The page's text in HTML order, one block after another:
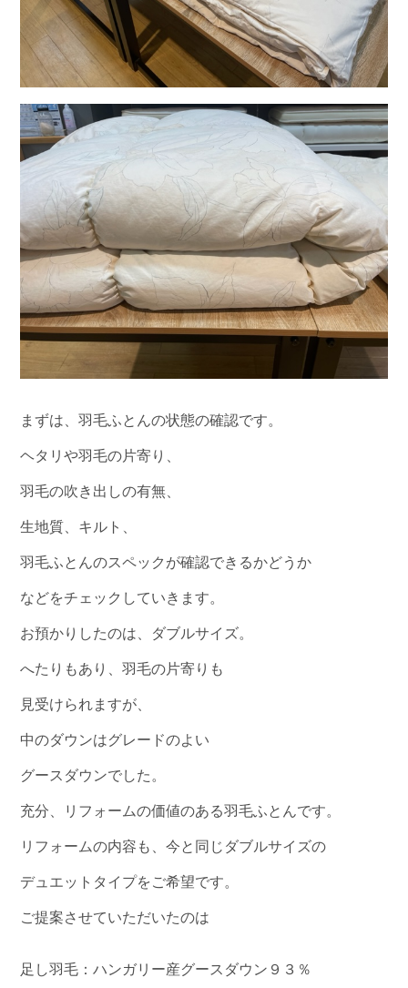
まずは、羽毛ふとんの状態の確認です。
ヘタリや羽毛の片寄り、
羽毛の吹き出しの有無、
生地質、キルト、
羽毛ふとんのスペックが確認できるかどうか
などをチェックしていきます。
お預かりしたのは、ダブルサイズ。
へたりもあり、羽毛の片寄りも
見受けられますが、
中のダウンはグレードのよい
グースダウンでした。
充分、リフォームの価値のある羽毛ふとんです。
リフォームの内容も、今と同じダブルサイズの
デュエットタイプをご希望です。
ご提案させていただいたのは
足し羽毛：ハンガリー産グースダウン９３％